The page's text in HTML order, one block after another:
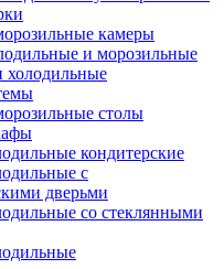
камеры
и морозильные
столы
кондитерские
с
дверьми
со стеклянными